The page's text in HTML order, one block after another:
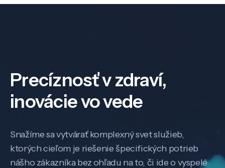
Precíznosť v zdraví,
inovácie vo vede
Snažíme sa vytvárať komplexný svet služieb,
ktorých cieľom je riešenie špecifických potrieb
nášho zákazníka bez ohľadu na to, či ide o vyspelé